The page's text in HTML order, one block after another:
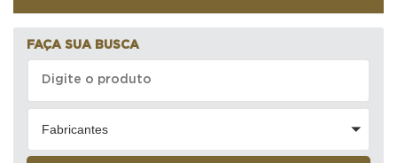
FAÇA SUA BUSCA
Fabricantes